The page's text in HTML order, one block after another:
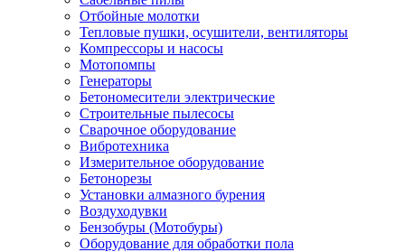
Отбойные молотки
Тепловые пушки, осушители, вентиляторы
Компрессоры и насосы
Мотопомпы
Генераторы
Бетономесители электрические
Строительные пылесосы
Сварочное оборудование
Вибротехника
Измерительное оборудование
Бетонорезы
Установки алмазного бурения
Воздуходувки
Бензобуры (Мотобуры)
Оборудование для обработки пола